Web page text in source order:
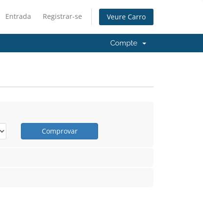
Entrada Registrar-se Veure Carro
Compte
Comprovar